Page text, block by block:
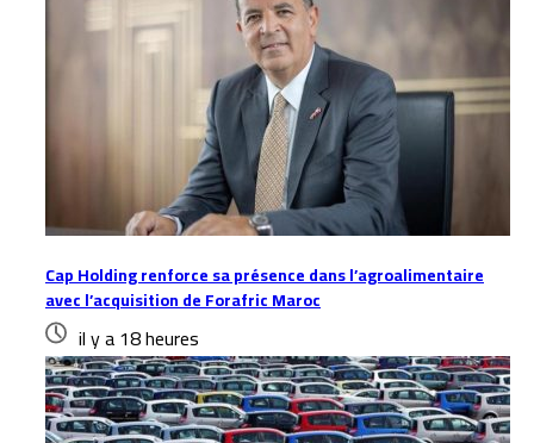
Cap Holding renforce sa présence dans l’agroalimentaire
avec l’acquisition de Forafric Maroc
il y a 18 heures